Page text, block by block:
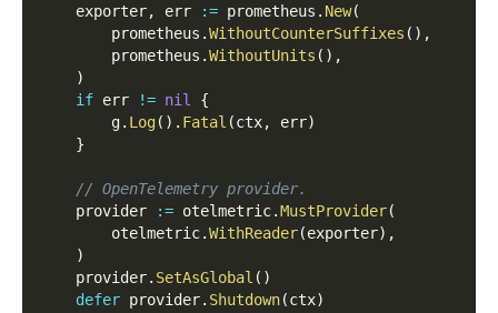
    exporter
, err := prometheus . New(
        prometheus
.WithoutCounterSuffixes ( ) ,
        prometheus
.WithoutUnits ( ) ,
)
if err != nil
{
        g
. Log( ) . Fatal (ctx, err)
}
// OpenTelemetry provider.
    provider
:= otelmetric.MustProvider(
        otelmetric
.WithReader(exporter) ,
)
    provider
. SetAsGlobal ( )
defer provider. Shutdown(ctx)